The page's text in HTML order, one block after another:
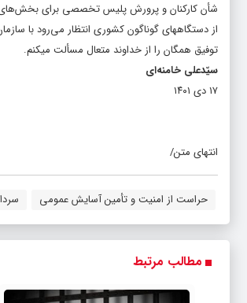
شأن کارکنان و پرورش پلیس تخصصی برای
از دستگاههای گوناگون کشوری انتظار می‌رود با
توفیق همگان را از خداوند متعال مسألت میکنم.
سیّدعلی خامنه‌ای
۱۷ دی ۱۴۰۱
انتهای متن/
حراست از امنیت و تأمین آسایش عمومی
مطالب مرتبط